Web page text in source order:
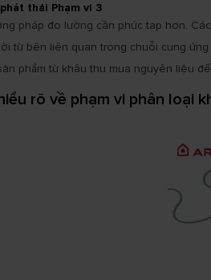
thải Phạm vi 3
pháp đo lường cần phức tạp hơn.
từ bên liên quan trong chuỗi cung
phẩm từ khâu thu mua nguyên liệu
rõ về phạm vi phân loại